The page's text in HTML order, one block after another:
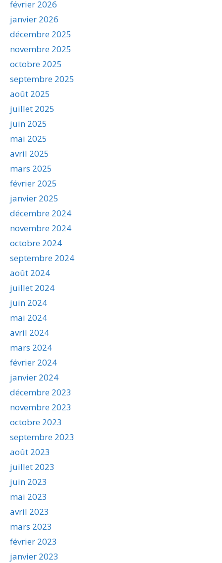
février 2026
janvier 2026
décembre 2025
novembre 2025
octobre 2025
septembre 2025
août 2025
juillet 2025
juin 2025
mai 2025
avril 2025
mars 2025
février 2025
janvier 2025
décembre 2024
novembre 2024
octobre 2024
septembre 2024
août 2024
juillet 2024
juin 2024
mai 2024
avril 2024
mars 2024
février 2024
janvier 2024
décembre 2023
novembre 2023
octobre 2023
septembre 2023
août 2023
juillet 2023
juin 2023
mai 2023
avril 2023
mars 2023
février 2023
janvier 2023